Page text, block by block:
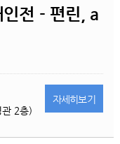
전 - 편린, a
2층)
자세히보기